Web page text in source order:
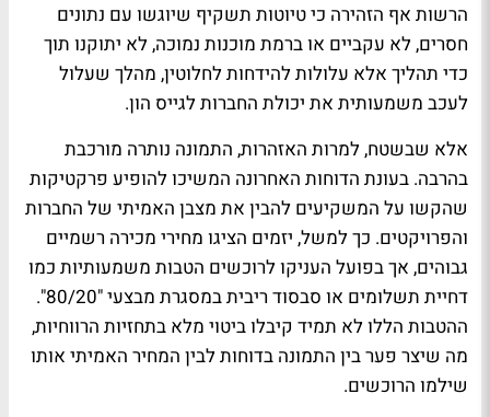
הרשות אף הזהירה כי טיוטות תשקיף שיוגשו עם נתונים
חסרים, לא עקביים או ברמת מוכנות נמוכה, לא יתוקנו תוך
כדי תהליך אלא עלולות להידחות לחלוטין, מהלך שעלול
לעכב משמעותית את יכולת החברות לגייס הון.
אלא שבשטח, למרות האזהרות, התמונה נותרה מורכבת
בהרבה. בעונת הדוחות האחרונה המשיכו להופיע פרקטיקות
שהקשו על המשקיעים להבין את מצבן האמיתי של החברות
והפרויקטים. כך למשל, יזמים הציגו מחירי מכירה רשמיים
גבוהים, אך בפועל העניקו לרוכשים הטבות משמעותיות כמו
דחיית תשלומים או סבסוד ריבית במסגרת מבצעי "80/20".
ההטבות הללו לא תמיד קיבלו ביטוי מלא בתחזיות הרווחיות,
מה שיצר פער בין התמונה בדוחות לבין המחיר האמיתי אותו
שילמו הרוכשים.